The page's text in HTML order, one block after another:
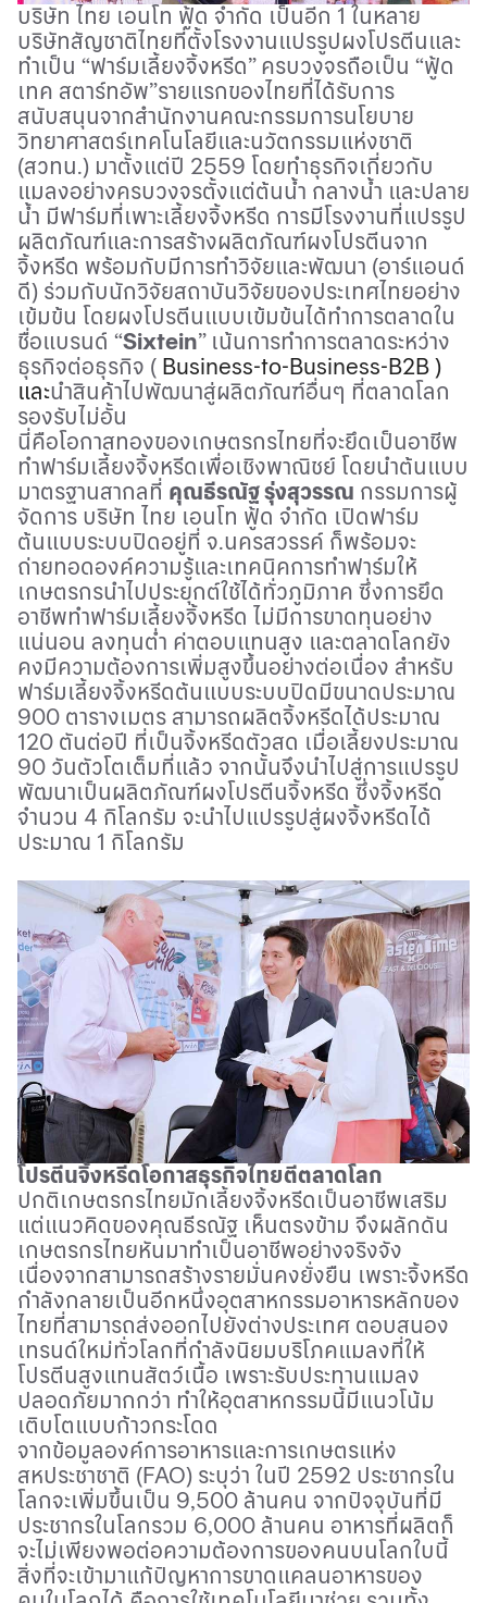
บริษัท ไทย เอนโท ฟู้ด จำกัด เป็นอีก 1 ในหลาย
บริษัทสัญชาติไทยที่ตั้งโรงงานแปรรูปผงโปรตีนและ
ทำเป็น “ฟาร์มเลี้ยงจิ้งหรีด” ครบวงจรถือเป็น “ฟู้ด
เทค สตาร์ทอัพ”รายแรกของไทยที่ได้รับการ
สนับสนุนจากสำนักงานคณะกรรมการนโยบาย
วิทยาศาสตร์เทคโนโลยีและนวัตกรรมแห่งชาติ
(สวทน.) มาตั้งแต่ปี 2559 โดยทำธุรกิจเกี่ยวกับ
แมลงอย่างครบวงจรตั้งแต่ต้นน้ำ กลางน้ำ และปลาย
น้ำ มีฟาร์มที่เพาะเลี้ยงจิ้งหรีด การมีโรงงานที่แปรรูป
ผลิตภัณฑ์และการสร้างผลิตภัณฑ์ผงโปรตีนจาก
จิ้งหรีด พร้อมกับมีการทำวิจัยและพัฒนา (อาร์แอนด์
ดี) ร่วมกับนักวิจัยสถาบันวิจัยของประเทศไทยอย่าง
เข้มข้น โดยผงโปรตีนแบบเข้มข้นได้ทำการตลาดใน
ชื่อแบรนด์ “Sixtein” เน้นการทำการตลาดระหว่าง
ธุรกิจต่อธุรกิจ ( Business-to-Business-B2B )
และนำสินค้าไปพัฒนาสู่ผลิตภัณฑ์อื่นๆ ที่ตลาดโลก
รองรับไม่อั้น
นี่คือโอกาสทองของเกษตรกรไทยที่จะยึดเป็นอาชีพ
ทำฟาร์มเลี้ยงจิ้งหรีดเพื่อเชิงพาณิชย์ โดยนำต้นแบบ
มาตรฐานสากลที่ คุณธีรณัฐ รุ่งสุวรรณ กรรมการผู้
จัดการ บริษัท ไทย เอนโท ฟู้ด จำกัด เปิดฟาร์ม
ต้นแบบระบบปิดอยู่ที่ จ.นครสวรรค์ ก็พร้อมจะ
ถ่ายทอดองค์ความรู้และเทคนิคการทำฟาร์มให้
เกษตรกรนำไปประยุกต์ใช้ได้ทั่วภูมิภาค ซึ่งการยึด
อาชีพทำฟาร์มเลี้ยงจิ้งหรีด ไม่มีการขาดทุนอย่าง
แน่นอน ลงทุนต่ำ ค่าตอบแทนสูง และตลาดโลกยัง
คงมีความต้องการเพิ่มสูงขึ้นอย่างต่อเนื่อง สำหรับ
ฟาร์มเลี้ยงจิ้งหรีดต้นแบบระบบปิดมีขนาดประมาณ
900 ตารางเมตร สามารถผลิตจิ้งหรีดได้ประมาณ
120 ตันต่อปี ที่เป็นจิ้งหรีดตัวสด เมื่อเลี้ยงประมาณ
90 วันตัวโตเต็มที่แล้ว จากนั้นจึงนำไปสู่การแปรรูป
พัฒนาเป็นผลิตภัณฑ์ผงโปรตีนจิ้งหรีด ซึ่งจิ้งหรีด
จำนวน 4 กิโลกรัม จะนำไปแปรรูปสู่ผงจิ้งหรีดได้
ประมาณ 1 กิโลกรัม
โปรตีนจิ้งหรีดโอกาสธุรกิจไทยตีตลาดโลก
ปกติเกษตรกรไทยมักเลี้ยงจิ้งหรีดเป็นอาชีพเสริม
แต่แนวคิดของคุณธีรณัฐ เห็นตรงข้าม จึงผลักดัน
เกษตรกรไทยหันมาทำเป็นอาชีพอย่างจริงจัง
เนื่องจากสามารถสร้างรายมั่นคงยั่งยืน เพราะจิ้งหรีด
กำลังกลายเป็นอีกหนึ่งอุตสาหกรรมอาหารหลักของ
ไทยที่สามารถส่งออกไปยังต่างประเทศ ตอบสนอง
เทรนด์ใหม่ทั่วโลกที่กำลังนิยมบริโภคแมลงที่ให้
โปรตีนสูงแทนสัตว์เนื้อ เพราะรับประทานแมลง
ปลอดภัยมากกว่า ทำให้อุตสาหกรรมนี้มีแนวโน้ม
เติบโตแบบก้าวกระโดด
จากข้อมูลองค์การอาหารและการเกษตรแห่ง
สหประชาชาติ (FAO) ระบุว่า ในปี 2592 ประชากรใน
โลกจะเพิ่มขึ้นเป็น 9,500 ล้านคน จากปัจจุบันที่มี
ประชากรในโลกรวม 6,000 ล้านคน อาหารที่ผลิตก็
จะไม่เพียงพอต่อความต้องการของคนบนโลกใบนี้
สิ่งที่จะเข้ามาแก้ปัญหาการขาดแคลนอาหารของ